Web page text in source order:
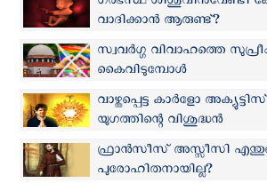
വാദിക്കാൻ ആരുണ്ട്?
സ്വവർഗ്ഗ വിവാഹത്തെ
കൈവിടുമ്പോൾ
വാഴ്ത്തപ്പെട്ട കാർളോ
യുഗത്തിന്റെ വിശുദ്ധൻ
ഫ്രാൻസീസ് അസ്സീസി
പുരോഹിതനായില്ല?